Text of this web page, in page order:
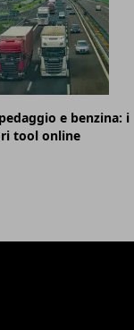
e benzina: i
tool online